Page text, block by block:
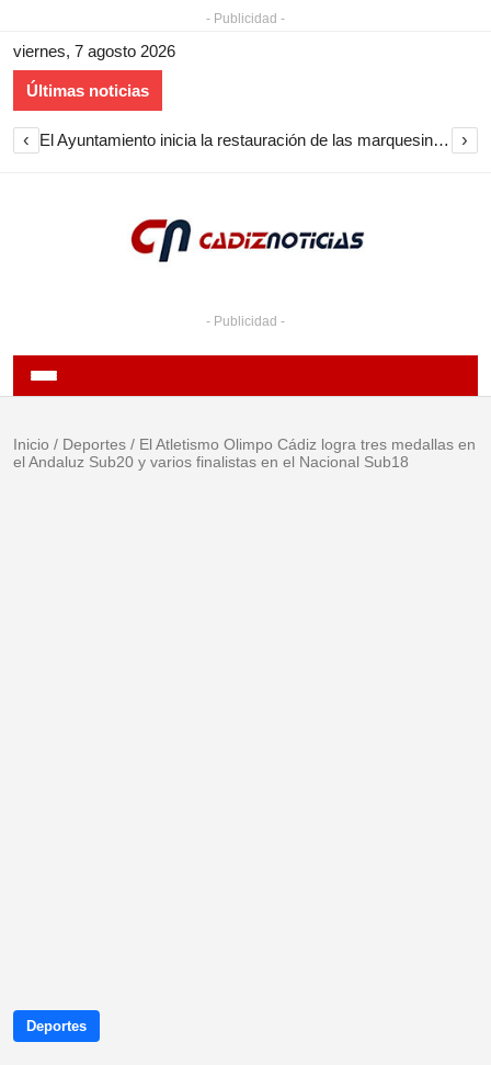
- Publicidad -
viernes, 7 agosto 2026
Últimas noticias
‹ El Ayuntamiento inicia la restauración de las marquesinas de Plaza Esteve para volver a instalarlas en el centro de Jerez ›
- Publicidad -
Inicio / Deportes / El Atletismo Olimpo Cádiz logra tres medallas en
el Andaluz Sub20 y varios finalistas en el Nacional Sub18
Deportes